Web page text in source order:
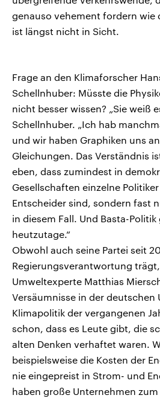
genauso vehement fordern wie
ist längst nicht in Sicht.
Frage an den Klimaforscher
Schellnhuber: Müsste die
nicht besser wissen? „Sie weiß
Schellnhuber. „Ich hab
und wir haben Graphiken uns
Gleichungen. Das Verständnis
eben, dass zumindest in
Gesellschaften einzelne
Entscheider sind, sondern fast
in diesem Fall. Und Basta-
heutzutage.“
Obwohl auch seine Partei seit
Regierungsverantwortung trägt,
Umweltexperte Matthias
Versäumnisse in der deutschen
Klimapolitik der vergangenen
schon, dass es Leute gibt, die
alten Denken verhaftet waren.
beispielsweise die Kosten der
nie eingepreist in Strom- und
haben große Unternehmen